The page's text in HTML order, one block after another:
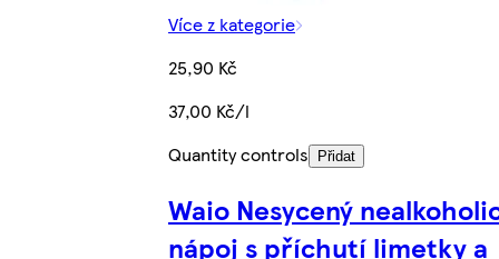
Více z kategorie
25,90 Kč
37,00 Kč/l
Quantity controls
Přidat
Waio Nesycený
nápoj s příchutí limetky a